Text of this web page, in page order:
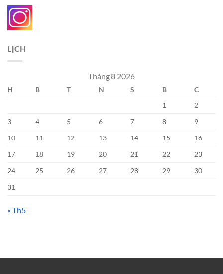
LỊCH
Tháng 8 2026
H B T N S B
C
1
2
3
4 5 6 7 8
9
10
11 12 13 14 15
16
17
18 19 20 21 22
23
24
25 26 27 28 29
30
31
« Th5